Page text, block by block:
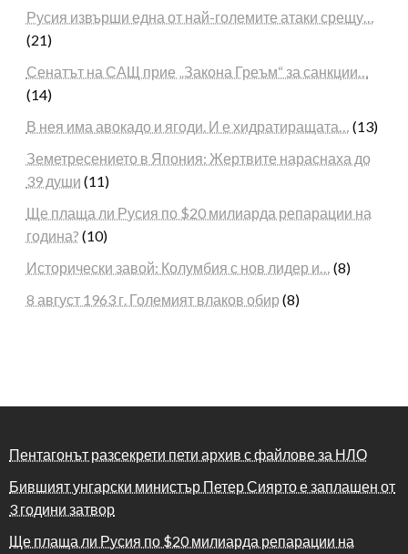
Русия извърши една от най-големите атаки срещу…
(21)
Сенатът на САЩ прие „Закона Греъм“ за санкции…
(14)
В нея има авокадо и ягоди. И е хидратиращата… (13)
Земетресението в Япония: Жертвите нараснаха до
39 души (11)
Ще плаща ли Русия по $20 милиарда репарации на
година? (10)
Исторически завой: Колумбия с нов лидер и… (8)
8 август 1963 г. Големият влаков обир (8)
Пентагонът разсекрети пети архив с файлове за НЛО
Бившият унгарски министър Петер Сиярто е заплашен от
3 години затвор
Ще плаща ли Русия по $20 милиарда репарации на